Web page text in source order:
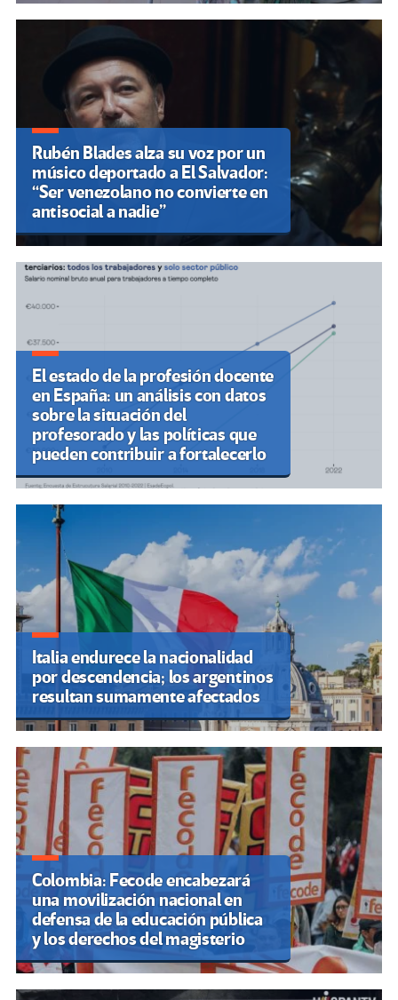
Rubén Blades alza su voz por un
músico deportado a El Salvador:
“Ser venezolano no convierte en
antisocial a nadie”
El estado de la profesión docente
en España: un análisis con datos
sobre la situación del
profesorado y las políticas que
pueden contribuir a fortalecerlo
Italia endurece la nacionalidad
por descendencia; los argentinos
resultan sumamente afectados
Colombia: Fecode encabezará
una movilización nacional en
defensa de la educación pública
y los derechos del magisterio